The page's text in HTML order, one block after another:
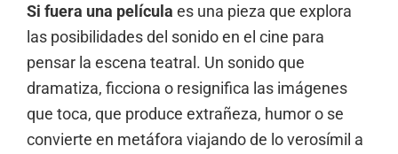
Si fuera una película es una pieza que explora
las posibilidades del sonido en el cine para
pensar la escena teatral. Un sonido que
dramatiza, ficciona o resignifica las imágenes
que toca, que produce extrañeza, humor o se
convierte en metáfora viajando de lo verosímil a